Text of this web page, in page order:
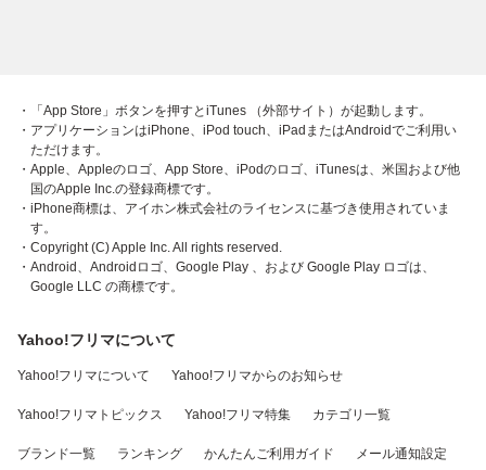
・「App Store」ボタンを押すとiTunes （外部サイト）が起動します。
・アプリケーションはiPhone、iPod touch、iPadまたはAndroidでご利用い
ただけます。
・Apple、Appleのロゴ、App Store、iPodのロゴ、iTunesは、米国および他
国のApple Inc.の登録商標です。
・iPhone商標は、アイホン株式会社のライセンスに基づき使用されていま
す。
・Copyright (C) Apple Inc. All rights reserved.
・Android、Androidロゴ、Google Play 、および Google Play ロゴは、
Google LLC の商標です。
Yahoo!フリマについて
Yahoo!フリマについて Yahoo!フリマからのお知らせ
Yahoo!フリマトピックス Yahoo!フリマ特集 カテゴリ一覧
ブランド一覧 ランキング かんたんご利用ガイド メール通知設定